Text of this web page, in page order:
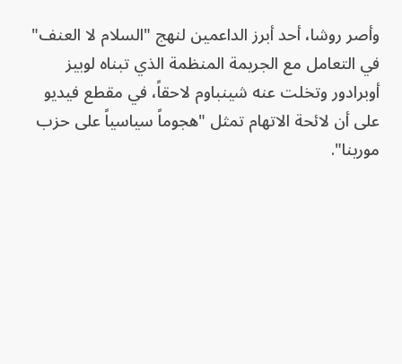
وأصر روشا، أحد أبرز الداعمين لنهج "السلام لا العنف"
في التعامل مع الجريمة المنظمة الذي تبناه لوبيز
أوبرادور وتخلت عنه شينباوم لاحقاً، في مقطع فيديو
على أن لائحة الاتهام تمثل "هجوماً سياسياً على حزب
مورينا".